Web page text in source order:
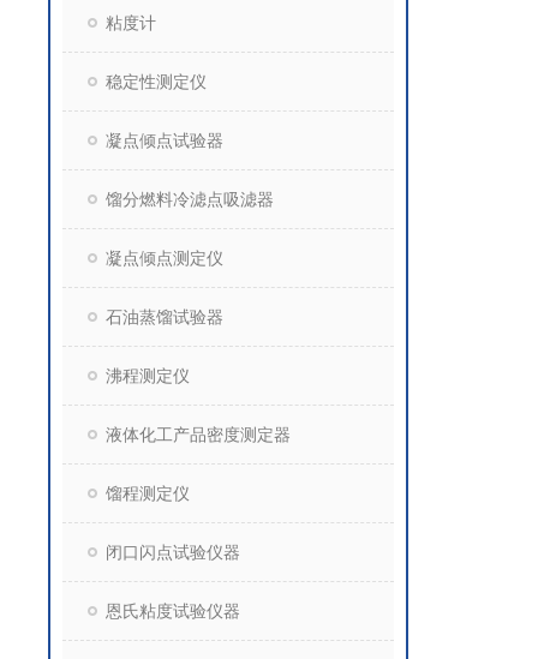
粘度计
稳定性测定仪
凝点倾点试验器
馏分燃料冷滤点吸滤器
凝点倾点测定仪
石油蒸馏试验器
沸程测定仪
液体化工产品密度测定器
馏程测定仪
闭口闪点试验仪器
恩氏粘度试验仪器